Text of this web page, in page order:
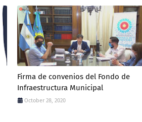
Firma de convenios del Fondo de
Infraestructura Municipal
October 28, 2020